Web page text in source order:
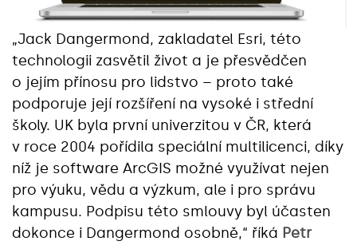
„Jack Dangermond, zakladatel Esri, této
technologii zasvětil život a je přesvědčen
o jejím přínosu pro lidstvo – proto také
podporuje její rozšíření na vysoké i střední
školy. UK byla první univerzitou v ČR, která
v roce 2004 pořídila speciální multilicenci, díky
níž je software ArcGIS možné využívat nejen
pro výuku, vědu a výzkum, ale i pro správu
kampusu. Podpisu této smlouvy byl účasten
dokonce i Dangermond osobně,“ říká Petr